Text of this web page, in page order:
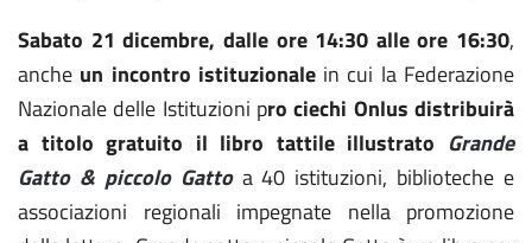
Sabato 21 dicembre, dalle ore 14:30 alle ore 16:30,
anche un incontro istituzionalein cui la Federazione
Nazionale delle Istituzioni pro ciechi Onlus distribuirà
a titolo gratuito il libro tattile illustrato Grande
Gatto & piccolo Gatto a 40 istituzioni, biblioteche e
associazioni regionali impegnate nella promozione